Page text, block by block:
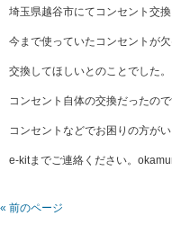
埼玉県越谷市にてコンセント交換
今まで使っていたコンセントが
交換してほしいとのことでした。
コンセント自体の交換だったの
コンセントなどでお困りの方が
e-kitまでご連絡ください。
« 前のページ